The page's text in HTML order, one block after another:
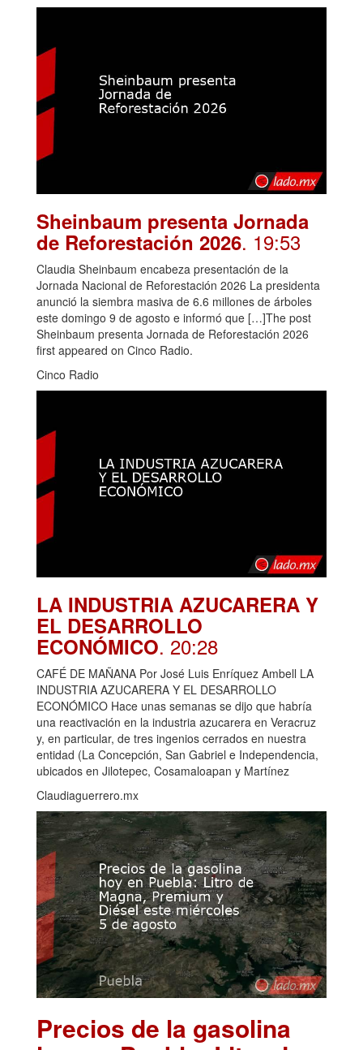
Sheinbaum presenta Jornada
de Reforestación 2026. 19:53
Claudia Sheinbaum encabeza presentación de la
Jornada Nacional de Reforestación 2026 La presidenta
anunció la siembra masiva de 6.6 millones de árboles
este domingo 9 de agosto e informó que […]The post
Sheinbaum presenta Jornada de Reforestación 2026
first appeared on Cinco Radio.
Cinco Radio
LA INDUSTRIA AZUCARERA Y
EL DESARROLLO
ECONÓMICO. 20:28
CAFÉ DE MAÑANA Por José Luis Enríquez Ambell LA
INDUSTRIA AZUCARERA Y EL DESARROLLO
ECONÓMICO Hace unas semanas se dijo que habría
una reactivación en la industria azucarera en Veracruz
y, en particular, de tres ingenios cerrados en nuestra
entidad (La Concepción, San Gabriel e Independencia,
ubicados en Jilotepec, Cosamaloapan y Martínez
Claudiaguerrero.mx
Precios de la gasolina